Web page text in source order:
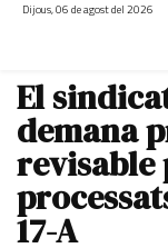
Dijous, 06 de agost del 2026
El
demana
revisable
17-A